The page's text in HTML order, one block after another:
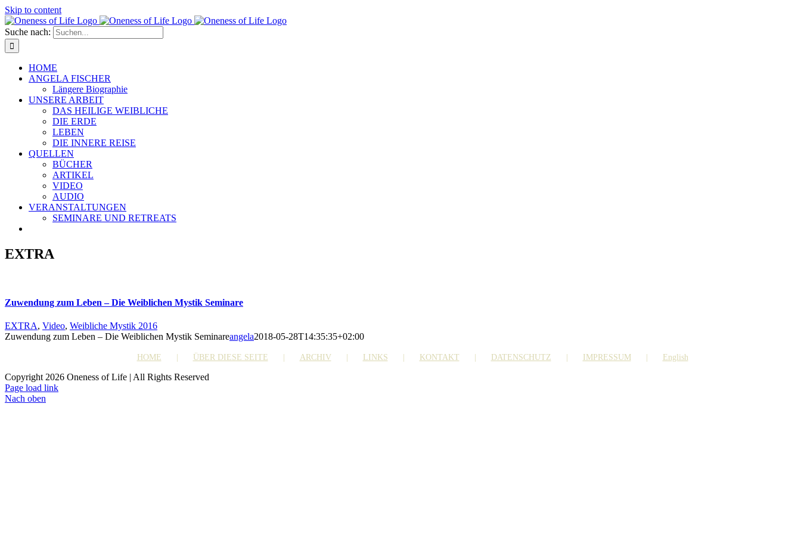
Skip to content
Suche nach:
HOME
ANGELA FISCHER
Längere Biographie
UNSERE ARBEIT
DAS HEILIGE WEIBLICHE
DIE ERDE
LEBEN
DIE INNERE REISE
QUELLEN
BÜCHER
ARTIKEL
VIDEO
AUDIO
VERANSTALTUNGEN
SEMINARE UND RETREATS
EXTRA
Zuwendung zum Leben – Die Weiblichen Mystik Seminare
EXTRA, Video, Weibliche Mystik 2016
Zuwendung zum Leben – Die Weiblichen Mystik Seminareangela2018-05-28T14:35:35+02:00
HOME ÜBER DIESE SEITE ARCHIV LINKS KONTAKT DATENSCHUTZ IMPRESSUM English
Copyright 2026 Oneness of Life | All Rights Reserved
Page load link
Nach oben